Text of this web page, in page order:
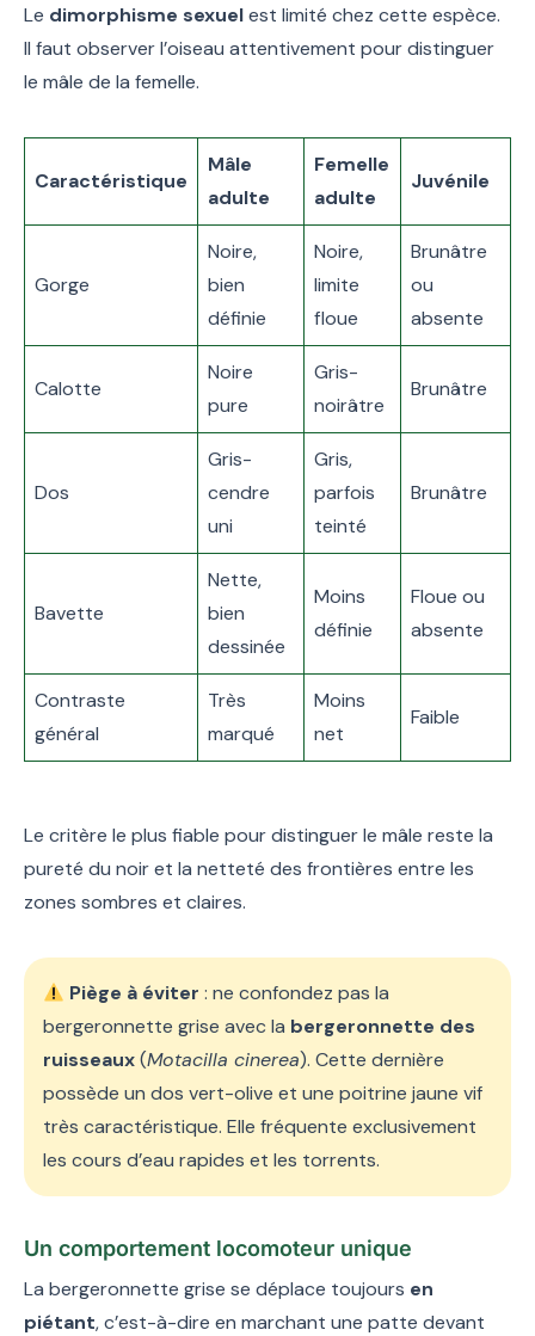
Le dimorphisme sexuelest limité chez cette espèce.
Il faut observer l’oiseau attentivement pour distinguer
le mâle de la femelle.
Caractéristique
Mâle
adulte
Femelle
adulte
Juvénile
Gorge
Noire,
bien
définie
Noire,
limite
floue
Brunâtre
ou
absente
Calotte
Noire
pure
Gris-
noirâtre
Brunâtre
Dos
Gris-
cendre
uni
Gris,
parfois
teinté
Brunâtre
Bavette
Nette,
bien
dessinée
Moins
définie
Floue ou
absente
Contraste
général
Très
marqué
Moins
net
Faible
Le critère le plus fiable pour distinguer le mâle reste la
pureté du noir et la netteté des frontières entre les
zones sombres et claires.
Piège à éviter : ne confondez pas la
bergeronnette grise avec la bergeronnette des
ruisseaux(Motacilla cinerea). Cette dernière
possède un dos vert-olive et une poitrine jaune vif
très caractéristique. Elle fréquente exclusivement
les cours d’eau rapides et les torrents.
Un comportement locomoteur unique
La bergeronnette grise se déplace toujours en
piétant, c’est-à-dire en marchant une patte devant